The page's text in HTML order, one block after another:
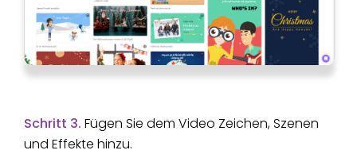
Schritt 3. Fügen Sie dem Video Zeichen, Szenen
und Effekte hinzu.